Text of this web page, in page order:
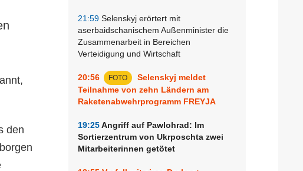
21:59 Selenskyj erörtert mit
aserbaidschanischem Außenminister die
Zusammenarbeit in Bereichen
Verteidigung und Wirtschaft
20:56 FOTO
Selenskyj meldet
Teilnahme von zehn Ländern am
Raketenabwehrprogramm FREYJA
19:25Angriff auf Pawlohrad: Im
Sortierzentrum von Ukrposchta zwei
Mitarbeiterinnen getötet
den